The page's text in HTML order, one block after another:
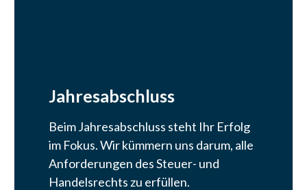
Jahresabschluss
Beim Jahresabschluss steht Ihr Erfolg
im Fokus. Wir kümmern uns darum, alle
Anforderungen des Steuer- und
Handelsrechts zu erfüllen.